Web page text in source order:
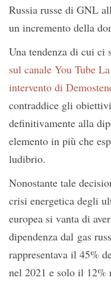
Russia russe di GNL
un incremento della
Una tendenza di cui ci
sul canale You Tube
intervento di
contraddice gli
definitivamente alla
elemento in più che
ludibrio.
Nonostante tale
crisi energetica degli
europea si vanta di
dipendenza dal gas
rappresentava il 45%
nel 2021 e solo il 12%